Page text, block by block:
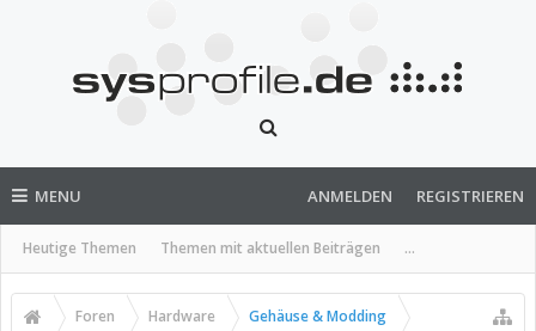
MENU
Heutige Themen Themen mit aktuellen Beiträgen ...
ANMELDEN REGISTRIEREN
Foren Hardware Gehäuse & Modding